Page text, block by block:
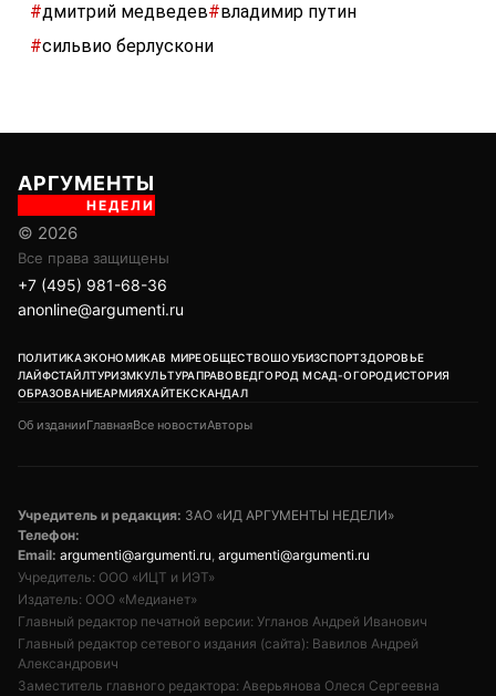
#дмитрий медведев#владимир путин
#сильвио берлускони
АРГУМЕНТЫ
НЕДЕЛИ
© 2026
Все права защищены
+7 (495) 981-68-36
anonline@argumenti.ru
ПОЛИТИКАЭКОНОМИКАВ МИРЕОБЩЕСТВОШОУБИЗСПОРТЗДОРОВЬЕ
ЛАЙФСТАЙЛТУРИЗМКУЛЬТУРАПРАВОВЕДГОРОД МСАД-ОГОРОДИСТОРИЯ
ОБРАЗОВАНИЕАРМИЯХАЙТЕКСКАНДАЛ
Об изданииГлавнаяВсе новостиАвторы
Учредитель и редакция: ЗАО «ИД АРГУМЕНТЫ НЕДЕЛИ»
Телефон:
Email: argumenti@argumenti.ru, argumenti@argumenti.ru
Учредитель: ООО «ИЦТ и ИЭТ»
Издатель: ООО «Медианет»
Главный редактор печатной версии: Угланов Андрей Иванович
Главный редактор сетевого издания (сайта): Вавилов Андрей
Александрович
Заместитель главного редактора: Аверьянова Олеся Сергеевна